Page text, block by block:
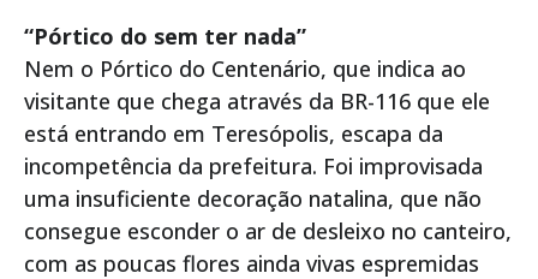
“Pórtico do sem ter nada”
Nem o Pórtico do Centenário, que indica ao
visitante que chega através da BR-116 que ele
está entrando em Teresópolis, escapa da
incompetência da prefeitura. Foi improvisada
uma insuficiente decoração natalina, que não
consegue esconder o ar de desleixo no canteiro,
com as poucas flores ainda vivas espremidas